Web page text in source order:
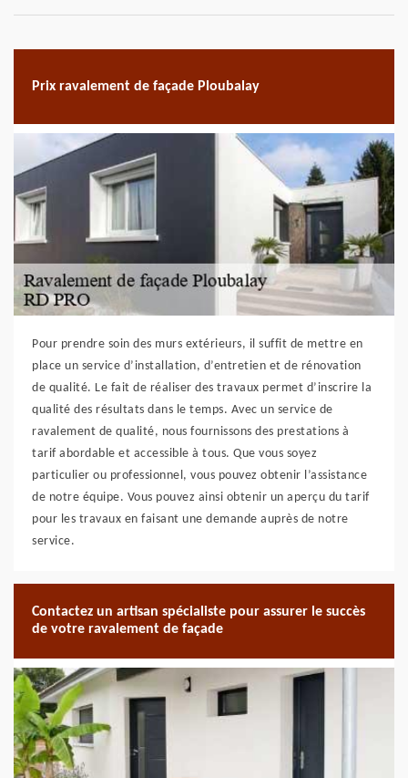
Prix ravalement de façade Ploubalay
Pour prendre soin des murs extérieurs, il suffit de mettre en
place un service d’installation, d’entretien et de rénovation
de qualité. Le fait de réaliser des travaux permet d’inscrire la
qualité des résultats dans le temps. Avec un service de
ravalement de qualité, nous fournissons des prestations à
tarif abordable et accessible à tous. Que vous soyez
particulier ou professionnel, vous pouvez obtenir l’assistance
de notre équipe. Vous pouvez ainsi obtenir un aperçu du tarif
pour les travaux en faisant une demande auprès de notre
service.
Contactez un artisan spécialiste pour assurer le succès
de votre ravalement de façade